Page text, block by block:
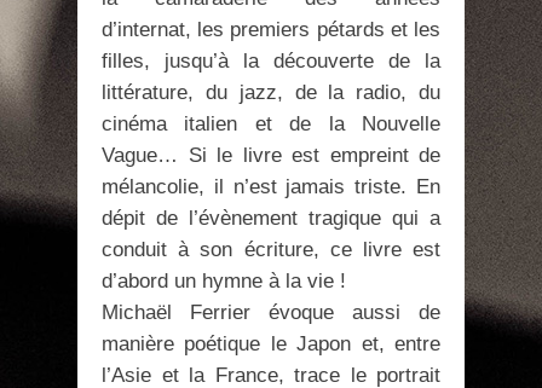
d’internat, les premiers pétards et les
filles, jusqu’à la découverte de la
littérature, du jazz, de la radio, du
cinéma italien et de la Nouvelle
Vague… Si le livre est empreint de
mélancolie, il n’est jamais triste. En
dépit de l’évènement tragique qui a
conduit à son écriture, ce livre est
d’abord un hymne à la vie !
Michaël Ferrier évoque aussi de
manière poétique le Japon et, entre
l’Asie et la France, trace le portrait